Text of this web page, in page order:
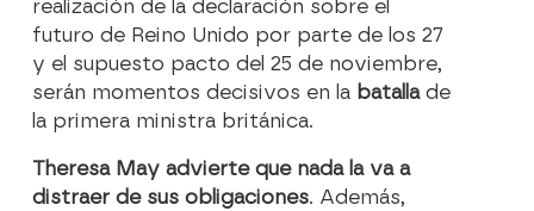
realización de la declaración sobre el
futuro de Reino Unido por parte de los 27
y el supuesto pacto del 25 de noviembre,
serán momentos decisivos en la batallade
la primera ministra británica.
Theresa May advierte que nada la va a
distraer de sus obligaciones. Además,